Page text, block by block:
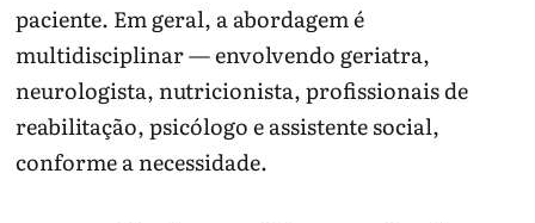
paciente. Em geral, a abordagem é
multidisciplinar — envolvendo geriatra,
neurologista, nutricionista, profissionais de
reabilitação, psicólogo e assistente social,
conforme a necessidade.